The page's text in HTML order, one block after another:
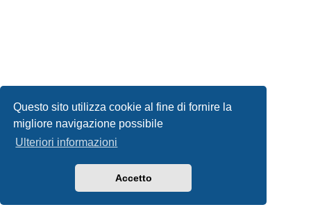
Questo sito utilizza cookie al fine di fornire la
migliore navigazione possibile
Ulteriori informazioni
Accetto